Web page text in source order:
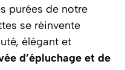
purées de notre
se réinvente
élégant et
d’épluchage et de